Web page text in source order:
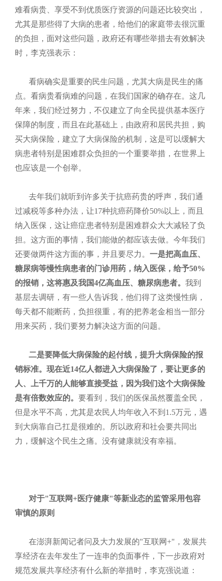
难看病贵、享受不到优质医疗资源的问题还比较突出，
尤其是那些得了大病的患者，给他们的家庭带去很沉重
的负担，面对这些问题，政府还有哪些举措去有效解决
时，李克强表示：
看病确实是重要的民生问题，尤其大病是民生的痛
点。看病贵看病难的问题，在我们国家的确存在。这几
年来，我们经过努力，不仅建立了向全民提供基本医疗
保障的制度，而且在此基础上，由政府和居民共担，购
买大病保险，建立了大病保险的机制，这是可以缓解大
病患者特别是困难群众负担的一个重要举措，在世界上
也应该是一个创举。
去年我们就听到许多关于抗癌药贵的呼声，我们通
过减税等多种办法，让17种抗癌药降价50%以上，而且
纳入医保，这让癌症患者特别是困难群众大大减轻了负
担。这方面的事情，我们能做的都应该去做。今年我们
还要做两件这方面的事，并且要尽力。 一是把高血压、
糖尿病等慢性病患者的门诊用药，纳入医保，给予50%
的报销，这将惠及我国4亿高血压、糖尿病患者。 我到
基层去调研，有一些人告诉我，他们得了这类慢性病，
每天都不能断药，负担很重，有的把养老金相当一部分
用来买药，我们要努力解决这方面的问题。
二是要降低大病保险的起付线，提升大病保险的报
销标准。现在近14亿人都进入大病保险了，要让更多的
人、上千万的人能够直接受益，因为我们这个大病保险
是有倍数效应的。 要看到，我们的医保虽然覆盖全民，
但是水平不高，尤其是农民人均年收入不到1.5万元，遇
到大病靠自己扛是很难的。所以政府和社会要共同出
力，缓解这个民生之痛。没有健康就没有幸福。
对于"互联网+医疗健康"等新业态的监管采用包容
审慎的原则
在澎湃新闻记者问及大力发展的"互联网+"，发展共
享经济在去年发生了一连串的负面事件，下一步政府对
规范发展共享经济有什么新的举措时，李克强说道：